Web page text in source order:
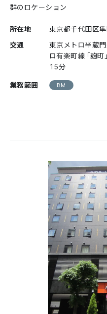
群のロケーション
所在地
東京都千代田区
交通
東京メトロ半蔵
ロ有楽町線「麹町
15分
業務範囲
BM